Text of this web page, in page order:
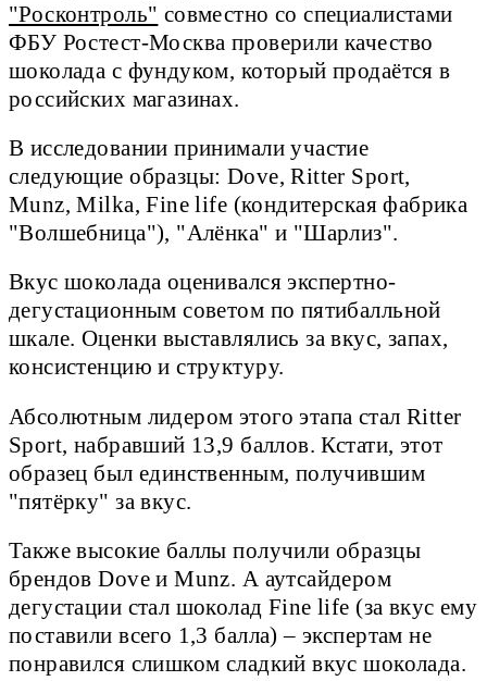
"Росконтроль" совместно со специалистами
ФБУ Ростест-Москва проверили качество
шоколада с фундуком, который продаётся в
российских магазинах.
В исследовании принимали участие
следующие образцы: Dove, Ritter Sport,
Munz, Milka, Fine life (кондитерская фабрика
"Волшебница"), "Алёнка" и "Шарлиз".
Вкус шоколада оценивался экспертно-
дегустационным советом по пятибалльной
шкале. Оценки выставлялись за вкус, запах,
консистенцию и структуру.
Абсолютным лидером этого этапа стал Ritter
Sport, набравший 13,9 баллов. Кстати, этот
образец был единственным, получившим
"пятёрку" за вкус.
Также высокие баллы получили образцы
брендов Dove и Munz. А аутсайдером
дегустации стал шоколад Fine life (за вкус ему
поставили всего 1,3 балла) – экспертам не
понравился слишком сладкий вкус шоколада.